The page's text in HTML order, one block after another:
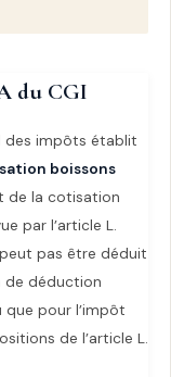
du CGI
des impôts établit
boissons
de la cotisation
par l’article L.
pas être déduit
de déduction
que pour l’impôt
de l’article L.